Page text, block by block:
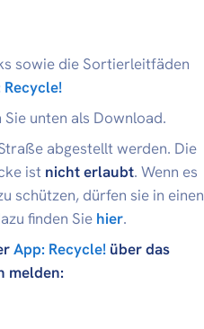
sowie die Sortierleitfäden
Recycle!
unten als Download.
abgestellt werden. Die
ist nicht erlaubt. Wenn es
schützen, dürfen sie in einen
finden Sie hier.
App: Recycle! über das
melden: